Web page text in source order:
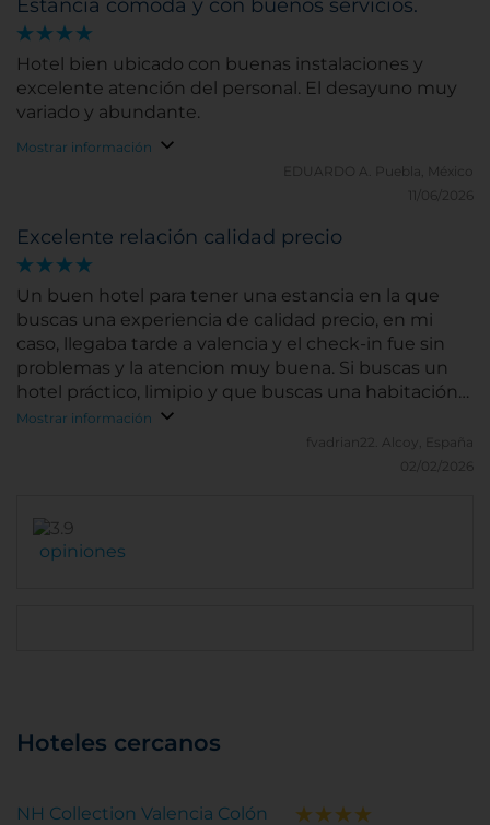
Estancia cómoda y con buenos servicios.
Hotel bien ubicado con buenas instalaciones y
excelente atención del personal. El desayuno muy
variado y abundante.
Mostrar información
EDUARDO A.
Puebla, México
11/06/2026
Excelente relación calidad precio
Un buen hotel para tener una estancia en la que
buscas una experiencia de calidad precio, en mi
caso, llegaba tarde a valencia y el check-in fue sin
problemas y la atencion muy buena. Si buscas un
hotel práctico, limipio y que buscas una habitación
correcta es tu hotel
Mostrar información
fvadrian22. Alcoy, España
02/02/2026
opiniones
Hoteles cercanos
NH Collection Valencia Colón